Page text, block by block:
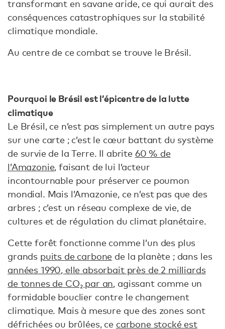
transformant en savane aride, ce qui aurait des
conséquences catastrophiques sur la stabilité
climatique mondiale.
Au centre de ce combat se trouve le Brésil.
Pourquoi le Brésil est l’épicentre de la lutte
climatique
Le Brésil, ce n’est pas simplement un autre pays
sur une carte ; c’est le cœur battant du système
de survie de la Terre. Il abrite 60 % de
l’Amazonie, faisant de lui l’acteur
incontournable pour préserver ce poumon
mondial. Mais l’Amazonie, ce n’est pas que des
arbres ; c’est un réseau complexe de vie, de
cultures et de régulation du climat planétaire.
Cette forêt fonctionne comme l’un des plus
grands puits de carbone de la planète ; dans les
années 1990, elle absorbait près de 2 milliards
de tonnes de CO₂ par an, agissant comme un
formidable bouclier contre le changement
climatique. Mais à mesure que des zones sont
défrichées ou brûlées, ce carbone stocké est